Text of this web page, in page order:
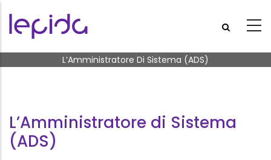
Briciole di pane
L’Amministratore Di Sistema (ADS)
L’Amministratore di Sistema
(ADS)